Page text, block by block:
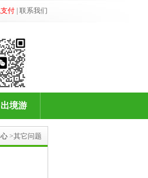
付 联系我们
出境游
>其它问题